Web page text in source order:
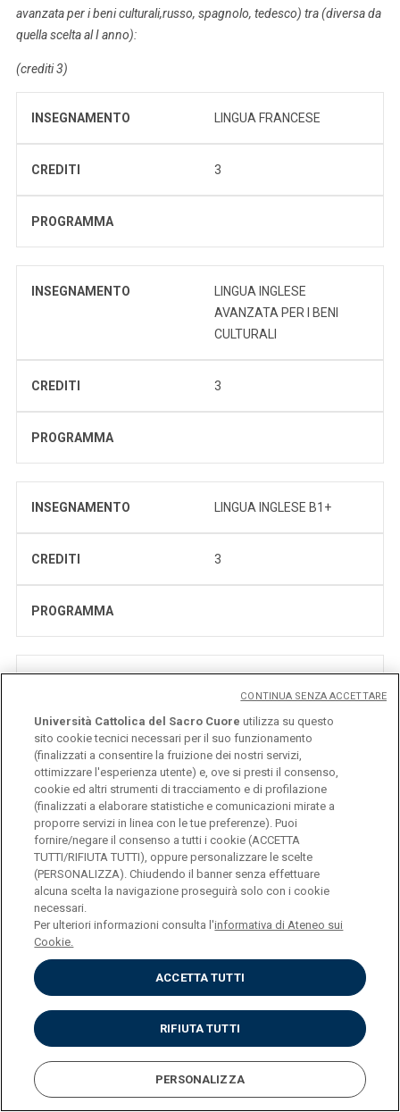
avanzata per i beni culturali,russo, spagnolo, tedesco) tra (diversa da
quella scelta al I anno):
(crediti 3)
INSEGNAMENTO LINGUA FRANCESE
CREDITI 3
PROGRAMMA
INSEGNAMENTO
LINGUA INGLESE
AVANZATA PER I BENI
CULTURALI
CREDITI 3
PROGRAMMA
INSEGNAMENTO LINGUA INGLESE B1+
CREDITI 3
PROGRAMMA
CREDITI
PROGRAMMA
INSEGNAMENTO LINGUA SPAGNOLA
CREDITI
PROGRAMMA
INSEGNAMENTO LINGUA TEDESCA
CREDITI 3
Università Cattolica del Sacro Cuore utilizza su questo
sito cookie tecnici necessari per il suo funzionamento
(finalizzati a consentire la fruizione dei nostri servizi,
ottimizzare l'esperienza utente) e, ove si presti il consenso,
cookie ed altri strumenti di tracciamento e di profilazione
(finalizzati a elaborare statistiche e comunicazioni mirate a
proporre servizi in linea con le tue preferenze). Puoi
fornire/negare il consenso a tutti i cookie (ACCETTA
TUTTI/RIFIUTA TUTTI), oppure personalizzare le scelte
(PERSONALIZZA). Chiudendo il banner senza effettuare
alcuna scelta la navigazione proseguirà solo con i cookie
necessari.
Per ulteriori informazioni consulta l'informativa di Ateneo sui
Cookie.
ACCETTA TUTTI
RIFIUTA TUTTI
PERSONALIZZA
CONTINUA SENZA ACCETTARE